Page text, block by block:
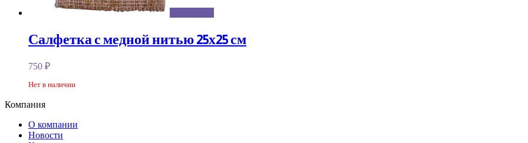
Салфетка с медной нитью 25х25 см
750 ₽
Нет в наличии
Компания
О компании
Новости